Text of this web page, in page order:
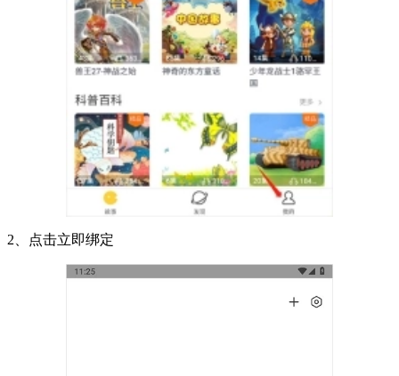
2、点击立即绑定